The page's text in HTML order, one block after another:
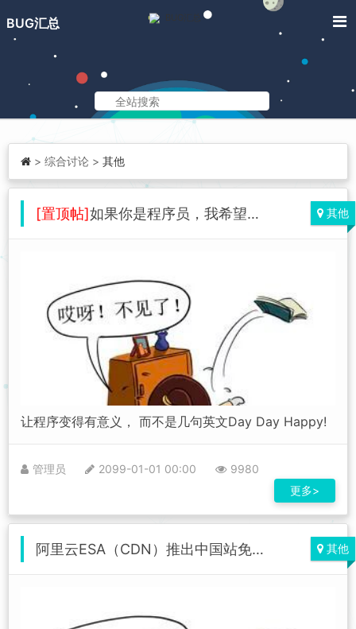
BUG汇总
> 综合讨论 > 其他
[置顶帖]如果你是程序员，我希望你离开我的论坛时是开心的，而不是愁眉苦脸 其他
让程序变得有意义， 而不是几句英文Day Day Happy!
管理员 2099-01-01 00:00
9980
更多>
阿里云ESA（CDN）推出中国站免费版套餐啦！不限流量，可加速全球区域！ 其他